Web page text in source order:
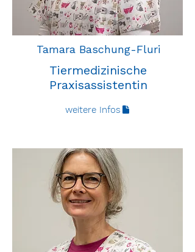
Tamara Baschung-Fluri
Tiermedizinische
Praxisassistentin
weitere Infos